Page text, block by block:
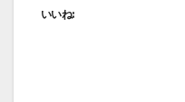
いいね: